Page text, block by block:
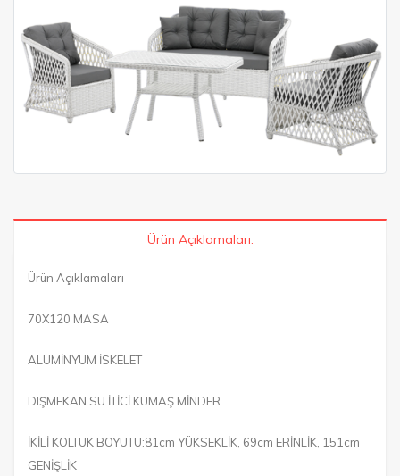
Ürün Açıklamaları:
Ürün Açıklamaları
70X120 MASA
ALUMİNYUM İSKELET
DIŞMEKAN SU İTİCİ KUMAŞ MİNDER
İKİLİ KOLTUK BOYUTU:81cm YÜKSEKLİK, 69cm ERİNLİK, 151cm
GENİŞLİK